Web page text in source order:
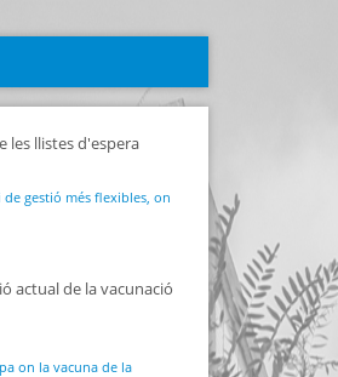
les llistes d'espera
gestió més flexibles, on
actual de la vacunació
on la vacuna de la